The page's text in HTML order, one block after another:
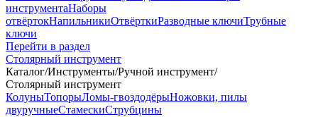
инструментаНаборы
отвёртокНапильникиОтвёрткиРазводные ключиТрубные
ключи
Перейти в раздел
Столярный инструмент
Каталог/Инструменты/Ручной инструмент/
Столярный инструмент
КолуныТопорыЛомы-гвоздодёрыНожовки, пилы
двуручныеСтамескиСтрубцины